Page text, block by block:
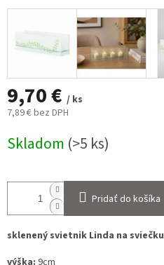
9,70 € / ks
7,89 € bez DPH
cena:
Skladom (>5 ks)
Pridať do košíka
sklenený svietnik Linda na sviečku